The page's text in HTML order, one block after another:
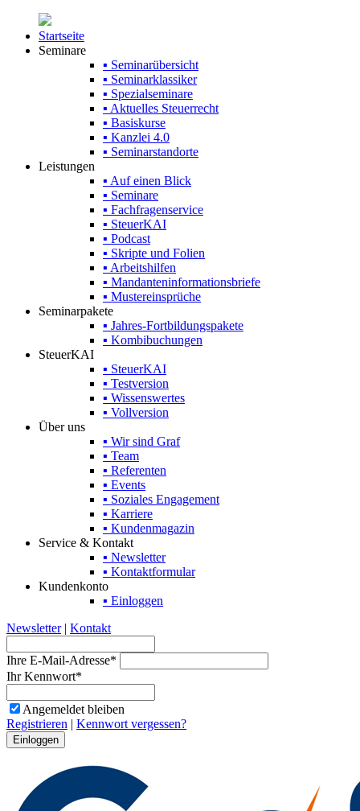
Startseite
Seminare
▪ Seminarübersicht
▪ Seminarklassiker
▪ Spezialseminare
▪ Aktuelles Steuerrecht
▪ Basiskurse
▪ Kanzlei 4.0
▪ Seminarstandorte
Leistungen
▪ Auf einen Blick
▪ Seminare
▪ Fachfragenservice
▪ SteuerKAI
▪ Podcast
▪ Skripte und Folien
▪ Arbeitshilfen
▪ Mandanteninformationsbriefe
▪ Mustereinsprüche
Seminarpakete
▪ Jahres-Fortbildungspakete
▪ Kombibuchungen
SteuerKAI
▪ SteuerKAI
▪ Testversion
▪ Wissenswertes
▪ Vollversion
Über uns
▪ Wir sind Graf
▪ Team
▪ Referenten
▪ Events
▪ Soziales Engagement
▪ Karriere
▪ Kundenmagazin
Service & Kontakt
▪ Newsletter
▪ Kontaktformular
Kundenkonto
▪ Einloggen
Newsletter| Kontakt
Ihre E-Mail-Adresse*
Ihr Kennwort*
Angemeldet bleiben
Registrieren | Kennwort vergessen?